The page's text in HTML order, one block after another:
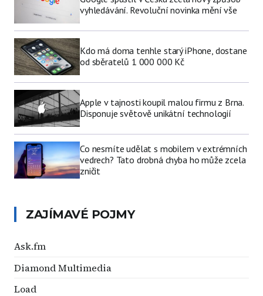
vyhledávání. Revoluční novinka mění vše
Kdo má doma tenhle starý iPhone, dostane
od sběratelů 1 000 000 Kč
Apple v tajnosti koupil malou firmu z Brna.
Disponuje světově unikátní technologií
Co nesmíte udělat s mobilem v extrémních
vedrech? Tato drobná chyba ho může zcela
zničit
ZAJÍMAVÉ POJMY
Ask.fm
Diamond Multimedia
Load